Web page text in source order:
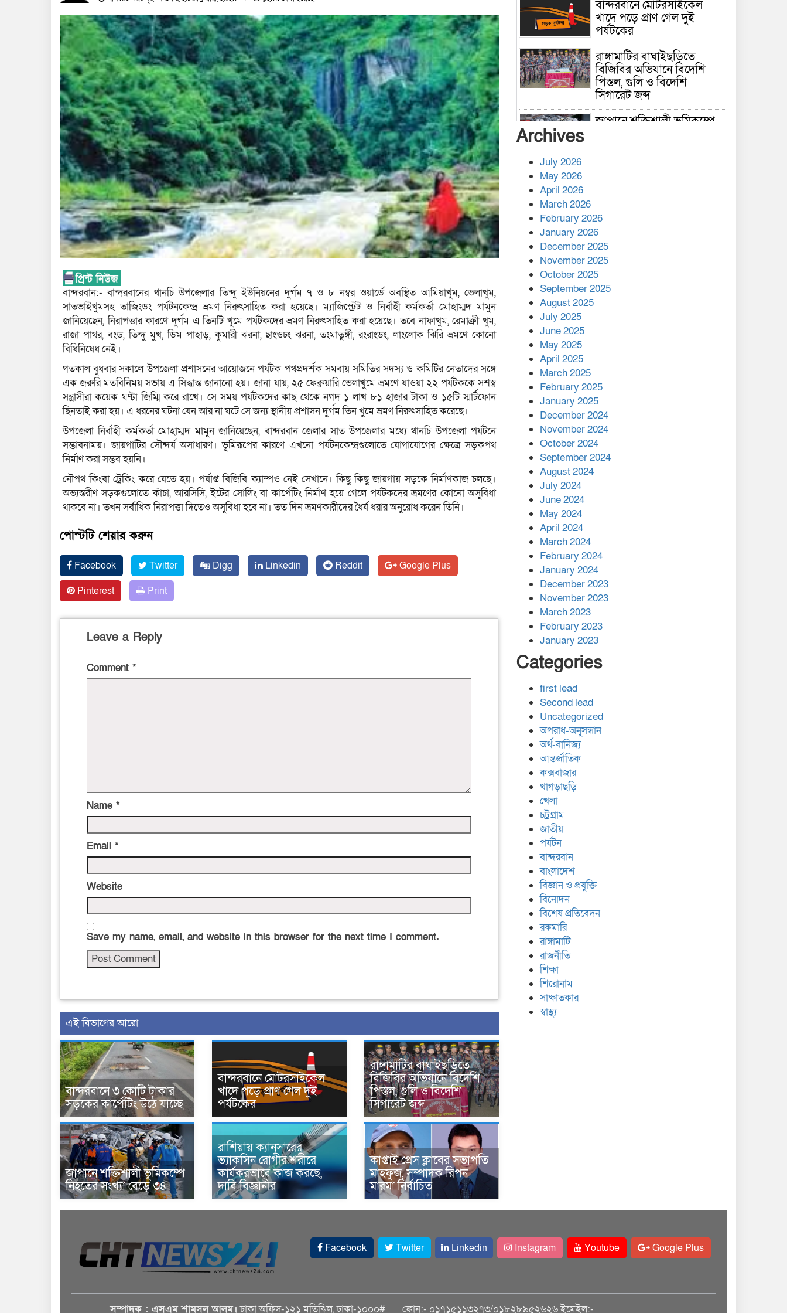
বান্দরবান:- বান্দরবানের থানচি উপজেলার তিন্দু ইউনিয়নের দুর্গম ৭ ও ৮ নম্বর ওয়ার্ডে অবস্থিত আমিয়াখুম, ভেলাখুম,
সাতভাইখুমসহ তাজিংডং পর্যটনকেন্দ্র ভ্রমণ নিরুৎসাহিত করা হয়েছে। ম্যাজিস্ট্রেট ও নির্বাহী কর্মকর্তা মোহাম্মদ মামুন
জানিয়েছেন, নিরাপত্তার কারণে দুর্গম এ তিনটি খুমে পর্যটকদের ভ্রমণ নিরুৎসাহিত করা হয়েছে। তবে নাফাখুম, রেমাক্রী খুম,
রাজা পাথর, বংড, তিন্দু মুখ, ডিম পাহাড়, কুমারী ঝরনা, ছাংওঢং ঝরনা, তংমাতুঙ্গী, রংরাংডং, লাংলোক ঝিরি ভ্রমণে কোনো
বিধিনিষেধ নেই।
গতকাল বুধবার সকালে উপজেলা প্রশাসনের আয়োজনে পর্যটক পথপ্রদর্শক সমবায় সমিতির সদস্য ও কমিটির নেতাদের সঙ্গে
এক জরুরি মতবিনিময় সভায় এ সিদ্ধান্ত জানানো হয়। জানা যায়, ২৫ ফেব্রুয়ারি ভেলাখুমে ভ্রমণে যাওয়া ২২ পর্যটককে সশস্ত্র
সন্ত্রাসীরা কয়েক ঘণ্টা জিম্মি করে রাখে। সে সময় পর্যটকদের কাছ থেকে নগদ ১ লাখ ৮১ হাজার টাকা ও ১৫টি স্মার্টফোন
ছিনতাই করা হয়। এ ধরনের ঘটনা যেন আর না ঘটে সে জন্য স্থানীয় প্রশাসন দুর্গম তিন খুমে ভ্রমণ নিরুৎসাহিত করেছে।
উপজেলা নির্বাহী কর্মকর্তা মোহাম্মদ মামুন জানিয়েছেন, বান্দরবান জেলার সাত উপজেলার মধ্যে থানচি উপজেলা পর্যটনে
সম্ভাবনাময়। জায়গাটির সৌন্দর্য অসাধারণ। ভূমিরূপের কারণে এখনো পর্যটনকেন্দ্রগুলোতে যোগাযোগের ক্ষেত্রে সড়কপথ
নির্মাণ করা সম্ভব হয়নি।
নৌপথ কিংবা ট্রেকিং করে যেতে হয়। পর্যাপ্ত বিজিবি ক্যাম্পও নেই সেখানে। কিছু কিছু জায়গায় সড়কে নির্মাণকাজ চলছে।
অভ্যন্তরীণ সড়কগুলোতে কাঁচা, আরসিসি, ইটের সোলিং বা কার্পেটিং নির্মাণ হয়ে গেলে পর্যটকদের ভ্রমণের কোনো অসুবিধা
থাকবে না। তখন সর্বাধিক নিরাপত্তা দিতেও অসুবিধা হবে না। তত দিন ভ্রমণকারীদের ধৈর্য ধরার অনুরোধ করেন তিনি।
পোস্টটি শেয়ার করুন
Facebook Twitter Digg Linkedin Reddit
Google Plus
Pinterest
Print
Leave a Reply
Comment *
Name *
Email *
Website
Save my name, email, and website in this browser for the next time I comment.
এই বিভাগের আরো
বান্দরবানে ৩ কোটি টাকার
সড়কের কার্পেটিং উঠে যাচ্ছে
বান্দরবানে মোটরসাইকেল
খাদে পড়ে প্রাণ গেল দুই
পর্যটকের
রাঙ্গামাটির বাঘাইছড়িতে
বিজিবির অভিযানে বিদেশি
পিস্তল, গুলি ও বিদেশি
সিগারেট জব্দ
জাপানে শক্তিশালী ভূমিকম্পে
নিহতের সংখ্যা বেড়ে ৩৪
রাশিয়ায় ক্যানসারের
ভ্যাকসিন রোগীর শরীরে
কার্যকরভাবে কাজ করছে,
দাবি বিজ্ঞানীর
কাপ্তাই প্রেস ক্লাবের সভাপতি
মাহফুজ, সম্পাদক রিপন
মারমা নির্বাচিত
বান্দরবানে মোটরসাইকেল
খাদে পড়ে প্রাণ গেল দুই
পর্যটকের
রাঙ্গামাটির বাঘাইছড়িতে
বিজিবির অভিযানে বিদেশি
পিস্তল, গুলি ও বিদেশি
সিগারেট জব্দ
জাপানে শক্তিশালী ভূমিকম্পে
কাপ্তাই প্রেস ক্লাবের সভাপতি
মাহফুজ, সম্পাদক রিপন মারমা
নির্বাচিত
মালয়েশিয়ার প্রধানমন্ত্রীকে চিঠি
দেয়ার পর ফোন তারেক
রহমানের,গ্যাস সঙ্কট
মোকাবিলায় সহায়তার আশ্বাস
এক বিলিয়ন ডলার বিনিয়োগ
হবে আনোয়ারায়
বান্দরবানে বন্যায় ক্ষতিগ্রস্তদের
মাঝে সহায়তা দিলেন সাচিং প্রু
জেরী
Archives
July 2026
May 2026
April 2026
March 2026
February 2026
January 2026
December 2025
November 2025
October 2025
September 2025
August 2025
July 2025
June 2025
May 2025
April 2025
March 2025
February 2025
January 2025
December 2024
November 2024
October 2024
September 2024
August 2024
July 2024
June 2024
May 2024
April 2024
March 2024
February 2024
January 2024
December 2023
November 2023
March 2023
February 2023
January 2023
Categories
first lead
Second lead
Uncategorized
অপরাধ-অনুসন্ধান
অর্থ-বানিজ্য
আন্তর্জাতিক
কক্সবাজার
খাগড়াছড়ি
খেলা
চট্রগ্রাম
জাতীয়
পর্যটন
বান্দরবান
বাংলাদেশ
বিজ্ঞান ও প্রযুক্তি
বিনোদন
বিশেষ প্রতিবেদন
রকমারি
রাঙ্গামাটি
রাজনীতি
শিক্ষা
শিরোনাম
সাক্ষাতকার
স্বাস্থ্য
Facebook Twitter Linkedin Instagram Youtube Google Plus
সম্পাদক : এসএম শামসুল আলম। ঢাকা অফিস-১২১ মতিঝিল, ঢাকা-১০০০# ফোন:- ০১৭১৫১১৩২৭৩/০১৮২৮৯৫২৬২৬ ইমেইল:-